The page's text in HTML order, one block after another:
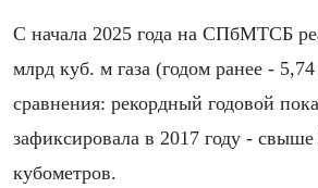
С начала 2025 года на СПбМТСБ
млрд куб. м газа (годом ранее -
сравнения: рекордный годовой
зафиксировала в 2017 году -
кубометров.